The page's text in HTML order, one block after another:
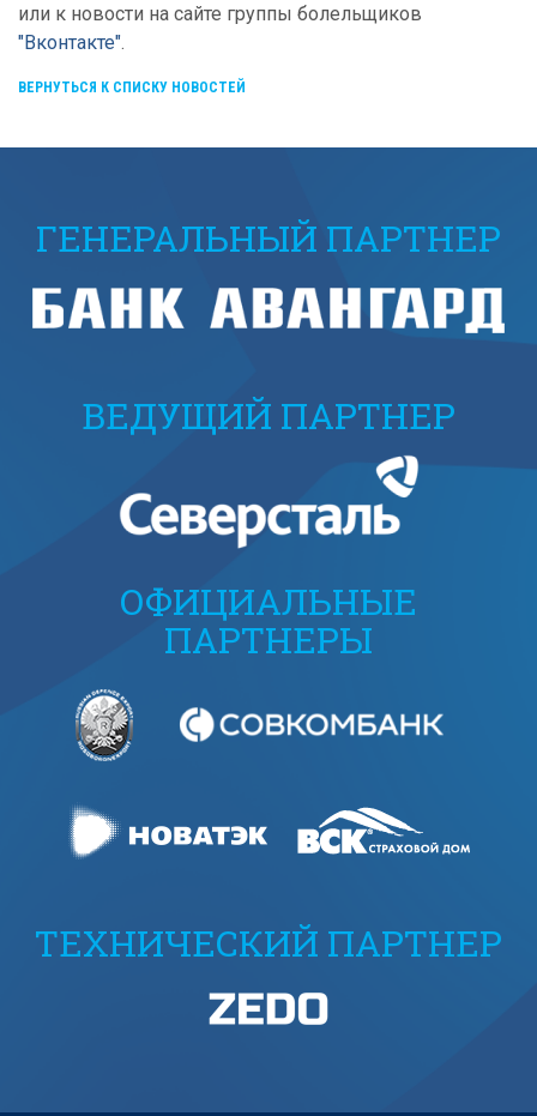
или к новости на сайте группы болельщиков
"Вконтакте".
ВЕРНУТЬСЯ К СПИСКУ НОВОСТЕЙ
ГЕНЕРАЛЬНЫЙ ПАРТНЕР
ВЕДУЩИЙ ПАРТНЕР
ОФИЦИАЛЬНЫЕ
ПАРТНЕРЫ
ТЕХНИЧЕСКИЙ ПАРТНЕР